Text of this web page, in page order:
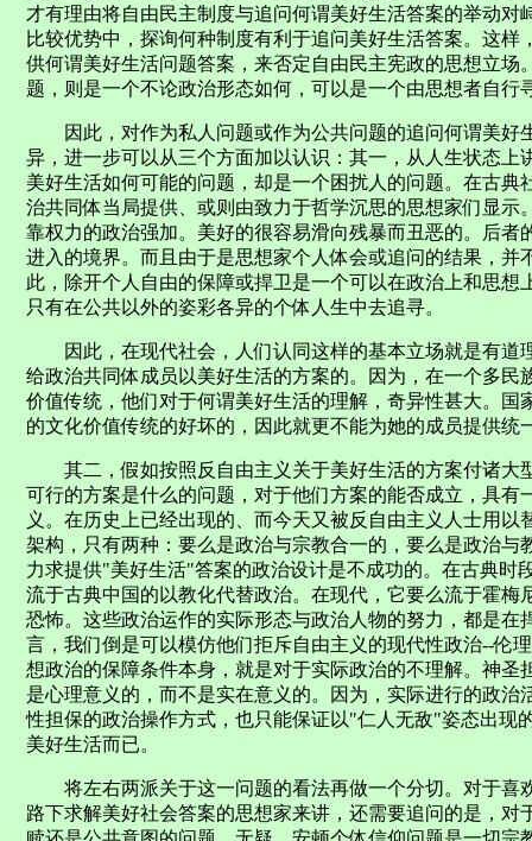
才有理由将自由民主制度与追问何谓美好生活答案的举动
比较优势中，探询何种制度有利于追问美好生活答案。这
供何谓美好生活问题答案，来否定自由民主宪政的思想立场
题，则是一个不论政治形态如何，可以是一个由思想者自行
因此，对作为私人问题或作为公共问题的追问何谓美好
异，进一步可以从三个方面加以认识：其一，从人生状态
美好生活如何可能的问题，却是一个困扰人的问题。在古
治共同体当局提供、或则由致力于哲学沉思的思想家们显
靠权力的政治强加。美好的很容易滑向残暴而丑恶的。后
进入的境界。而且由于是思想家个人体会或追问的结果，
此，除开个人自由的保障或捍卫是一个可以在政治上和思
只有在公共以外的姿彩各异的个体人生中去追寻。
因此，在现代社会，人们认同这样的基本立场就是有道
给政治共同体成员以美好生活的方案的。因为，在一个多
价值传统，他们对于何谓美好生活的理解，奇异性甚大。
的文化价值传统的好坏的，因此就更不能为她的成员提供统
其二，假如按照反自由主义关于美好生活的方案付诸大
可行的方案是什么的问题，对于他们方案的能否成立，具有
义。在历史上已经出现的、而今天又被反自由主义人士用
架构，只有两种：要么是政治与宗教合一的，要么是政治
力求提供"美好生活"答案的政治设计是不成功的。在古典时
流于古典中国的以教化代替政治。在现代，它要么流于霍
恐怖。这些政治运作的实际形态与政治人物的努力，都是在
言，我们倒是可以模仿他们拒斥自由主义的现代性政治--伦
想政治的保障条件本身，就是对于实际政治的不理解。神
是心理意义的，而不是实在意义的。因为，实际进行的政
性担保的政治操作方式，也只能保证以"仁人无敌"姿态出现
美好生活而已。
将左右两派关于这一问题的看法再做一个分切。对于喜
路下求解美好社会答案的思想家来讲，还需要追问的是，